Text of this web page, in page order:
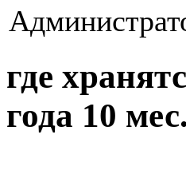
где
года 10